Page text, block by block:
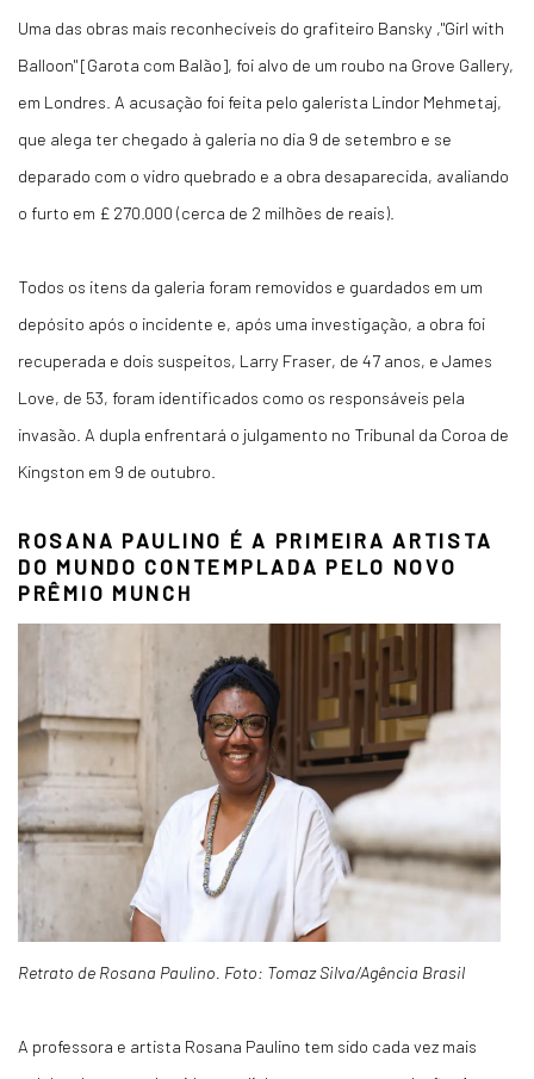
Uma das obras mais reconhecíveis do grafiteiro Bansky ,"Girl with
Balloon" [Garota com Balão], foi alvo de um roubo na Grove Gallery,
em Londres. A acusação foi feita pelo galerista Lindor Mehmetaj,
que alega ter chegado à galeria no dia 9 de setembro e se
deparado com o vidro quebrado e a obra desaparecida, avaliando
o furto em £ 270.000 (cerca de 2 milhões de reais).
Todos os itens da galeria foram removidos e guardados em um
depósito após o incidente e, após uma investigação, a obra foi
recuperada e dois suspeitos, Larry Fraser, de 47 anos, e James
Love, de 53, foram identificados como os responsáveis pela
invasão. A dupla enfrentará o julgamento no Tribunal da Coroa de
Kingston em 9 de outubro.
ROSANA PAULINO É A PRIMEIRA ARTISTA
DO MUNDO CONTEMPLADA PELO NOVO
PRÊMIO MUNCH
Retrato de Rosana Paulino. Foto: Tomaz Silva/Agência Brasil
A professora e artista Rosana Paulino tem sido cada vez mais